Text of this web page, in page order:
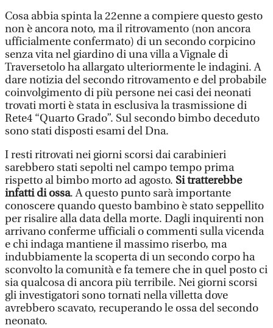
Cosa abbia spinta la 22enne a compiere questo gesto
non è ancora noto, ma il ritrovamento (non ancora
ufficialmente confermato) di un secondo corpicino
senza vita nel giardino di una villa a Vignale di
Traversetolo ha allargato ulteriormente le indagini. A
dare notizia del secondo ritrovamento e del probabile
coinvolgimento di più persone nei casi dei neonati
trovati morti è stata in esclusiva la trasmissione di
Rete4 “Quarto Grado”. Sul secondo bimbo deceduto
sono stati disposti esami del Dna.
I resti ritrovati nei giorni scorsi dai carabinieri
sarebbero stati sepolti nel campo tempo prima
rispetto al bimbo morto ad agosto. Si tratterebbe
infatti di ossa. A questo punto sarà importante
conoscere quando questo bambino è stato seppellito
per risalire alla data della morte. Dagli inquirenti non
arrivano conferme ufficiali o commenti sulla vicenda
e chi indaga mantiene il massimo riserbo, ma
indubbiamente la scoperta di un secondo corpo ha
sconvolto la comunità e fa temere che in quel posto ci
sia qualcosa di ancora più terribile. Nei giorni scorsi
gli investigatori sono tornati nella villetta dove
avrebbero scavato, recuperando le ossa del secondo
neonato.